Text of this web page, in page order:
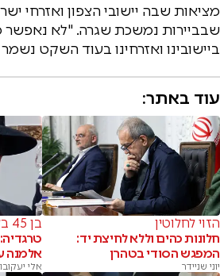
מציאות שבה יישובי הצפון ואזרחי
שבביירות נמשכת שגרה. "לא נאפשר
ביישובינו ואזרחינו בעוד השקט
עוד באתר:
הזוי לחלוטין
חלונות כהים וללא לחיצת יד:
המפגש הסודי בטהרן
יוני שניידר
בן 45 בלבד
אלמנה עם 7
אלי